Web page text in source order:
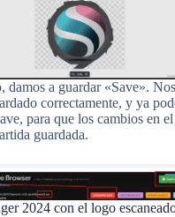
damos a guardar «Save». Nos
correctamente, y ya
para que los cambios en
guardada.
2024 con el logo